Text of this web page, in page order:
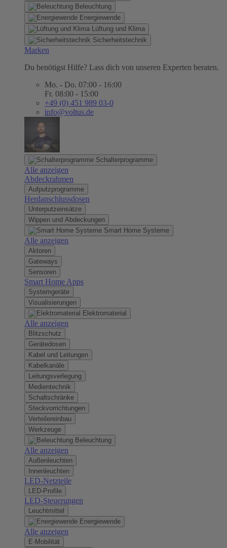
Beleuchtung
Energiewende
Lüftung und Klima
Sicherheitstechnik
Marken
Du benötigst Hilfe? Lass dich von unseren Experten beraten.
Mo. - Do. 07:00 - 16:00
Fr. 08:00 - 15:00
+49 (0) 451 989 03-0
info@voltus.de
Schalterprogramme
Alle anzeigen
Abdeckrahmen
Aufputzprogramme
Herdanschlussdosen
Unterputzeinsätze
Wippen und Abdeckungen
Smart Home Systeme
Alle anzeigen
Aktoren
Gateways
Sensoren
Smart Home Apps
Systemgeräte
Visualisierungen
Elektromaterial
Alle anzeigen
Blitzschutz
Gerätedosen
Kabel und Leitungen
Kabelkanäle
Leitungsverlegung
Medientechnik
Schaltschränke
Steckvorrichtungen
Verteilereinbau
Werkzeuge
Beleuchtung
Alle anzeigen
Außenleuchten
Innenleuchten
LED-Netzteile
LED-Profile
LED-Steuerungen
Leuchtmittel
Energiewende
Alle anzeigen
E-Mobilität